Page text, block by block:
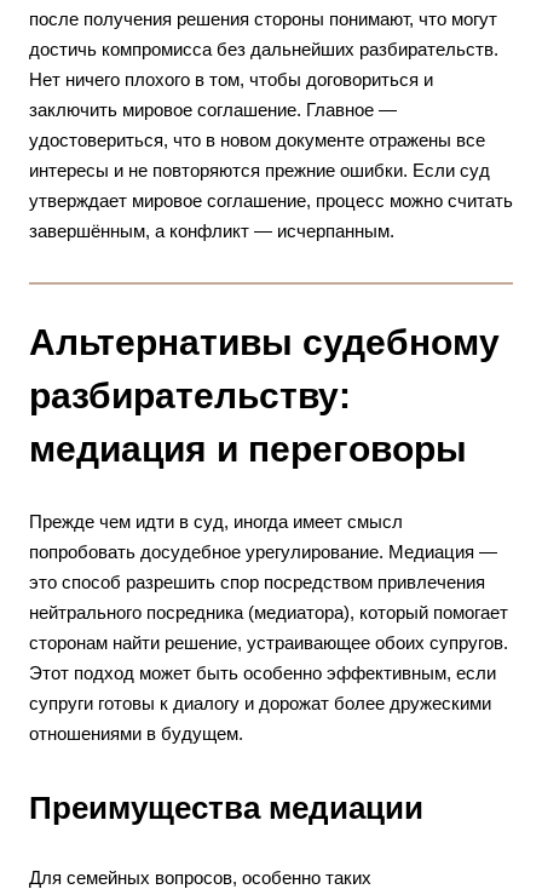
после получения решения стороны понимают, что могут
достичь компромисса без дальнейших разбирательств.
Нет ничего плохого в том, чтобы договориться и
заключить мировое соглашение. Главное —
удостовериться, что в новом документе отражены все
интересы и не повторяются прежние ошибки. Если суд
утверждает мировое соглашение, процесс можно считать
завершённым, а конфликт — исчерпанным.
Альтернативы судебному
разбирательству:
медиация и переговоры
Прежде чем идти в суд, иногда имеет смысл
попробовать досудебное урегулирование. Медиация —
это способ разрешить спор посредством привлечения
нейтрального посредника (медиатора), который помогает
сторонам найти решение, устраивающее обоих супругов.
Этот подход может быть особенно эффективным, если
супруги готовы к диалогу и дорожат более дружескими
отношениями в будущем.
Преимущества медиации
Для семейных вопросов, особенно таких